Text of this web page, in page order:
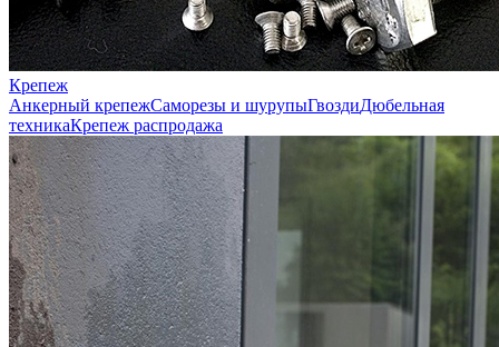
Крепеж
Анкерный крепежСаморезы и шурупыГвоздиДюбельная
техникаКрепеж распродажа